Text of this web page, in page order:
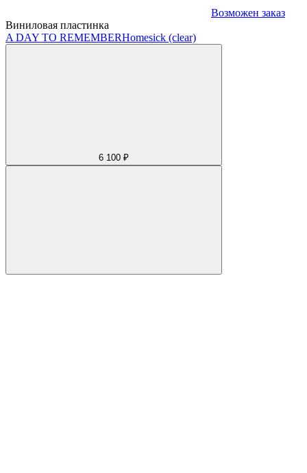
Возможен заказ
Виниловая пластинка
A DAY TO REMEMBERHomesick (clear)
6 100 ₽